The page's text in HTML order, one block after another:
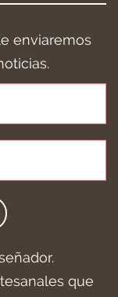
enviaremos
que